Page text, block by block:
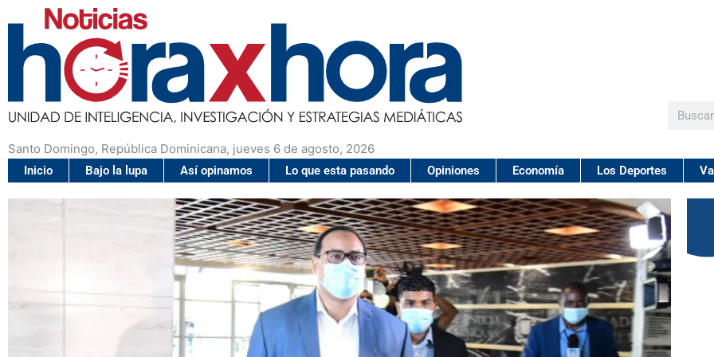
Santo Domingo, República Dominicana, jueves 6 de agosto, 2026
Buscar
Inicio Bajo la lupa Así opinamos Lo que esta pasando Opiniones Economía Los Deportes